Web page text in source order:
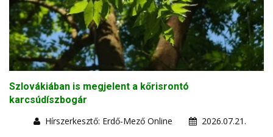
Szlovákiában is megjelent a kőrisrontó
karcsúdíszbogár
Hírszerkesztő: Erdő-Mező Online
2026.07.21.